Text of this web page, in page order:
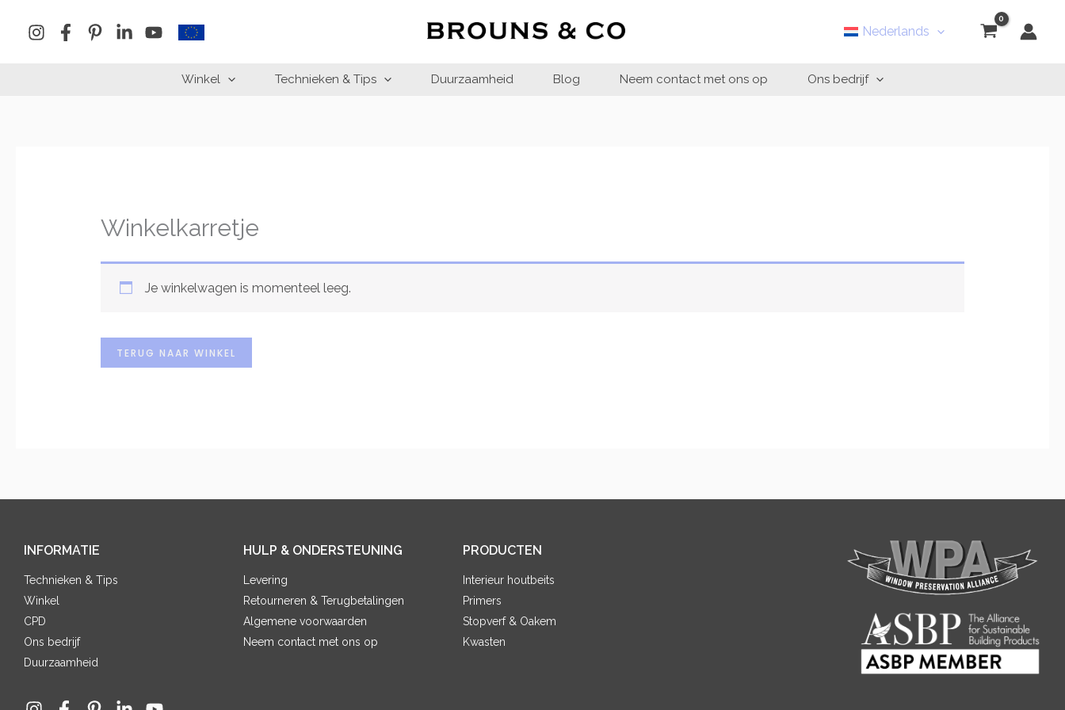
Nederlands
Winkel Technieken & Tips Duurzaamheid Blog Neem contact met ons op Ons bedrijf
Winkelkarretje
Je winkelwagen is momenteel leeg.
TERUG NAAR WINKEL
INFORMATIE
Technieken & Tips
Winkel
CPD
Ons bedrijf
Duurzaamheid
HULP & ONDERSTEUNING
Levering
Retourneren & Terugbetalingen
Algemene voorwaarden
Neem contact met ons op
PRODUCTEN
Interieur houtbeits
Primers
Stopverf & Oakem
Kwasten